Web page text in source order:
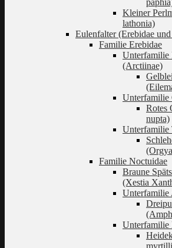
Kleiner
lathonia)
Eulenfalter (Erebidae
Familie Erebidae
Unterfamilie
(Arctiinae)
Unterfamilie
Rotes
nupta)
Unterfamilie
Familie Noctuidae
Braune
(Xestia
Unterfamilie
Unterfamilie